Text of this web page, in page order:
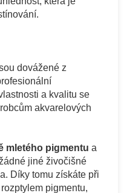
dovážené z
a kvalitu se
akvarelových
mletého pigmentu a
jiné živočišné
Díky tomu získáte při
pigmentu,